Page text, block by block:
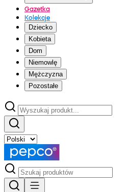
Gazetka
Kolekcje
Dziecko
Kobieta
Dom
Niemowlę
Mężczyzna
Pozostałe